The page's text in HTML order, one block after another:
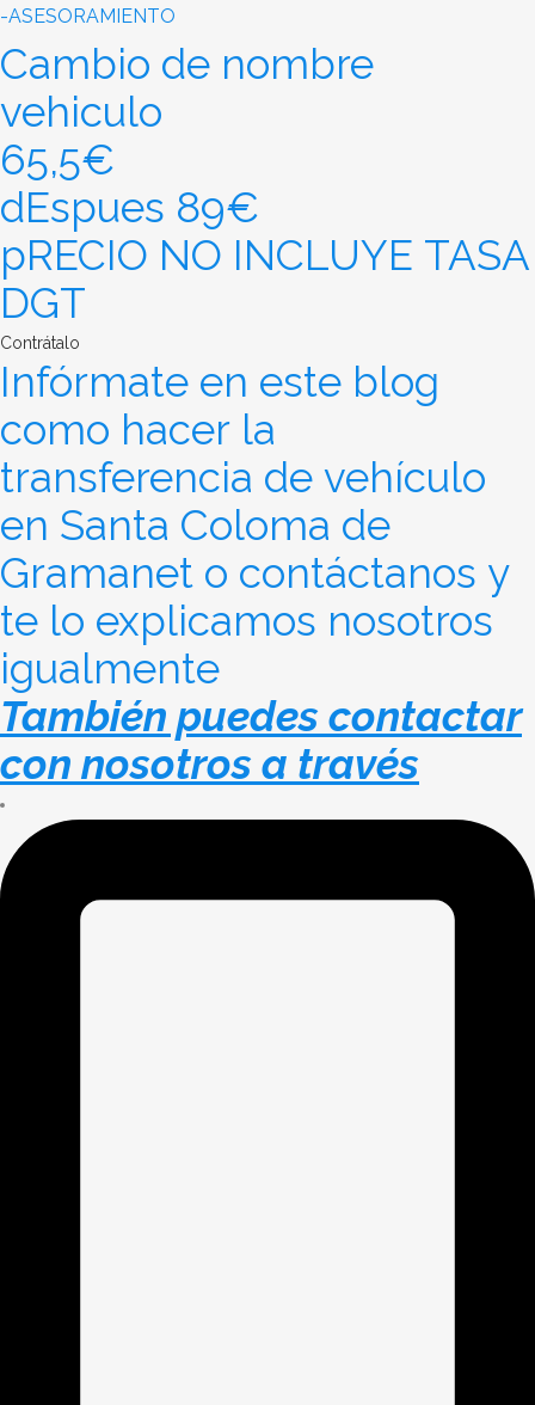
-ASESORAMIENTO
Cambio de nombre
vehiculo
65,5€
dEspues 89€
pRECIO NO INCLUYE TASA
DGT
Contrátalo
Infórmate en este blog
como hacer la
transferencia de vehículo
en Santa Coloma de
Gramanet o contáctanos y
te lo explicamos nosotros
igualmente
También puedes contactar
con nosotros a través